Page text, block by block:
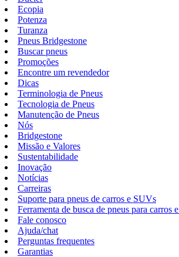
Ecopia
Potenza
Turanza
Pneus Bridgestone
Buscar pneus
Promoções
Encontre um revendedor
Dicas
Terminologia de Pneus
Tecnologia de Pneus
Manutenção de Pneus
Nós
Bridgestone
Missão e Valores
Sustentabilidade
Inovação
Notícias
Carreiras
Suporte para pneus de carros e SUVs
Ferramenta de busca de pneus para carros
Fale conosco
Ajuda/chat
Perguntas frequentes
Garantias